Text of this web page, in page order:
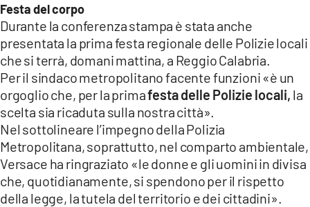
Festa del corpo
Durante la conferenza stampa è stata anche
presentata la prima festa regionale delle Polizie locali
che si terrà, domani mattina, a Reggio Calabria.
Per il sindaco metropolitano facente funzioni «è un
orgoglio che, per la primafesta delle Polizie locali, la
scelta sia ricaduta sulla nostra città».
Nel sottolineare l’impegno della Polizia
Metropolitana, soprattutto, nel comparto ambientale,
Versace ha ringraziato «le donne e gli uomini in divisa
che, quotidianamente, si spendono per il rispetto
della legge, la tutela del territorio e dei cittadini».